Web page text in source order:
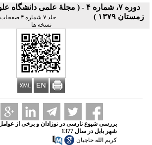
دوره ۷، شماره ۴ - ( مجلۀ علمی
زمستان ۱۳۷۹ )
جلد ۷ شماره ۴ صفحات ۰-۰
نسخه ها
بررسی شیوع نارسی در نوزادان و برخی از
شهر بابل در سال 1377
کریم الله حاجیان